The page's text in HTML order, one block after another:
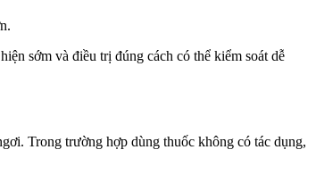
sớm và điều trị đúng cách có thể kiểm soát dễ
Trong trường hợp dùng thuốc không có tác dụng,